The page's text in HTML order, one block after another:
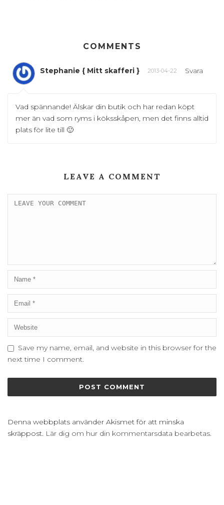
COMMENTS
Stephanie { Mitt skafferi } 2013-04-22 Svara
Vad spännande! Älskar din butik och har redan köpt
mer än vad som ryms i köksskåpen, men det finns alltid
plats för lite till 🙂
LEAVE A COMMENT
Save my name, email, and website in this browser for the
next time I comment.
Denna webbplats använder Akismet för att minska
skräppost. Lär dig om hur din kommentarsdata bearbetas.